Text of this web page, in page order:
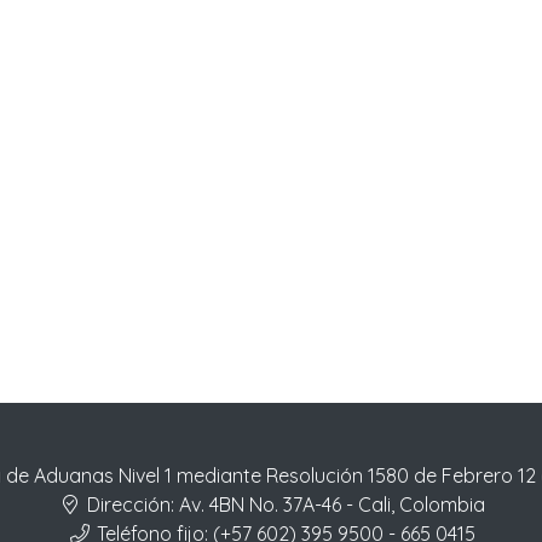
Aduanas Nivel 1 mediante Resolución 1580 de Febrero
Dirección: Av. 4BN No. 37A-46 - Cali, Colombia
Teléfono fijo: (+57 602) 395 9500 - 665 0415